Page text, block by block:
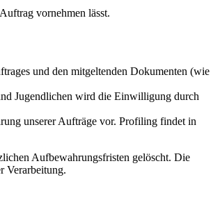
vornehmen lässt.
und den mitgeltenden Dokumenten (wie
Jugendlichen wird die Einwilligung durch
unserer Aufträge vor. Profiling findet in
Aufbewahrungs­fristen gelöscht. Die
Verarbeitung.